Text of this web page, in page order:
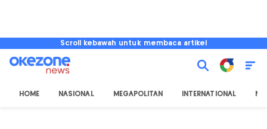
Scroll kebawah untuk membaca artikel
HOME NASIONAL MEGAPOLITAN INTERNATIONAL